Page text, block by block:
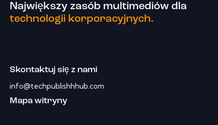
Największy zasób multimediów dla
technologii korporacyjnych.
Skontaktuj się z nami
info@techpublishhhub.com
Mapa witryny